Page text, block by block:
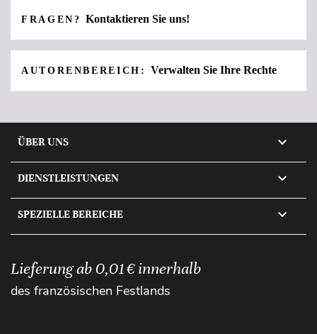
FRAGEN?Kontaktieren Sie uns!
AUTORENBEREICH:Verwalten Sie Ihre Rechte
ÜBER UNS 
DIENSTLEISTUNGEN 
SPEZIELLE BEREICHE 
Lieferung ab 0,01 € innerhalb
des französischen Festlands